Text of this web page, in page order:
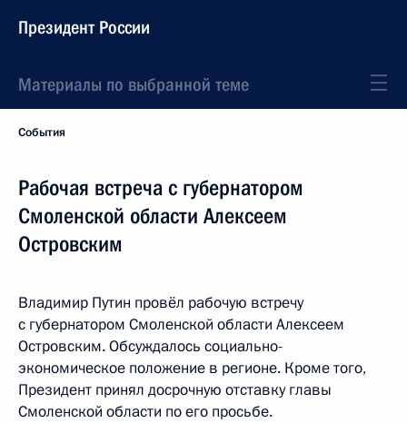
Президент России
Материалы по выбранной теме
События
Рабочая встреча с губернатором
Смоленской области Алексеем
Островским
Владимир Путин провёл рабочую встречу
с губернатором Смоленской области Алексеем
Островским. Обсуждалось социально-
экономическое положение в регионе. Кроме того,
Президент принял досрочную отставку главы
Смоленской области по его просьбе.